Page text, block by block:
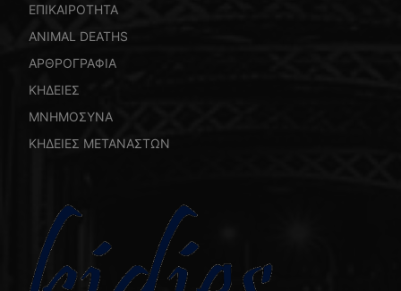
ΕΠΙΚΑΙΡΟΤΗΤΑ
ANIMAL DEATHS
ΑΡΘΡΟΓΡΑΦΙΑ
ΚΗΔΕΙΕΣ
ΜΝΗΜΟΣΥΝΑ
ΚΗΔΕΙΕΣ ΜΕΤΑΝΑΣΤΩΝ